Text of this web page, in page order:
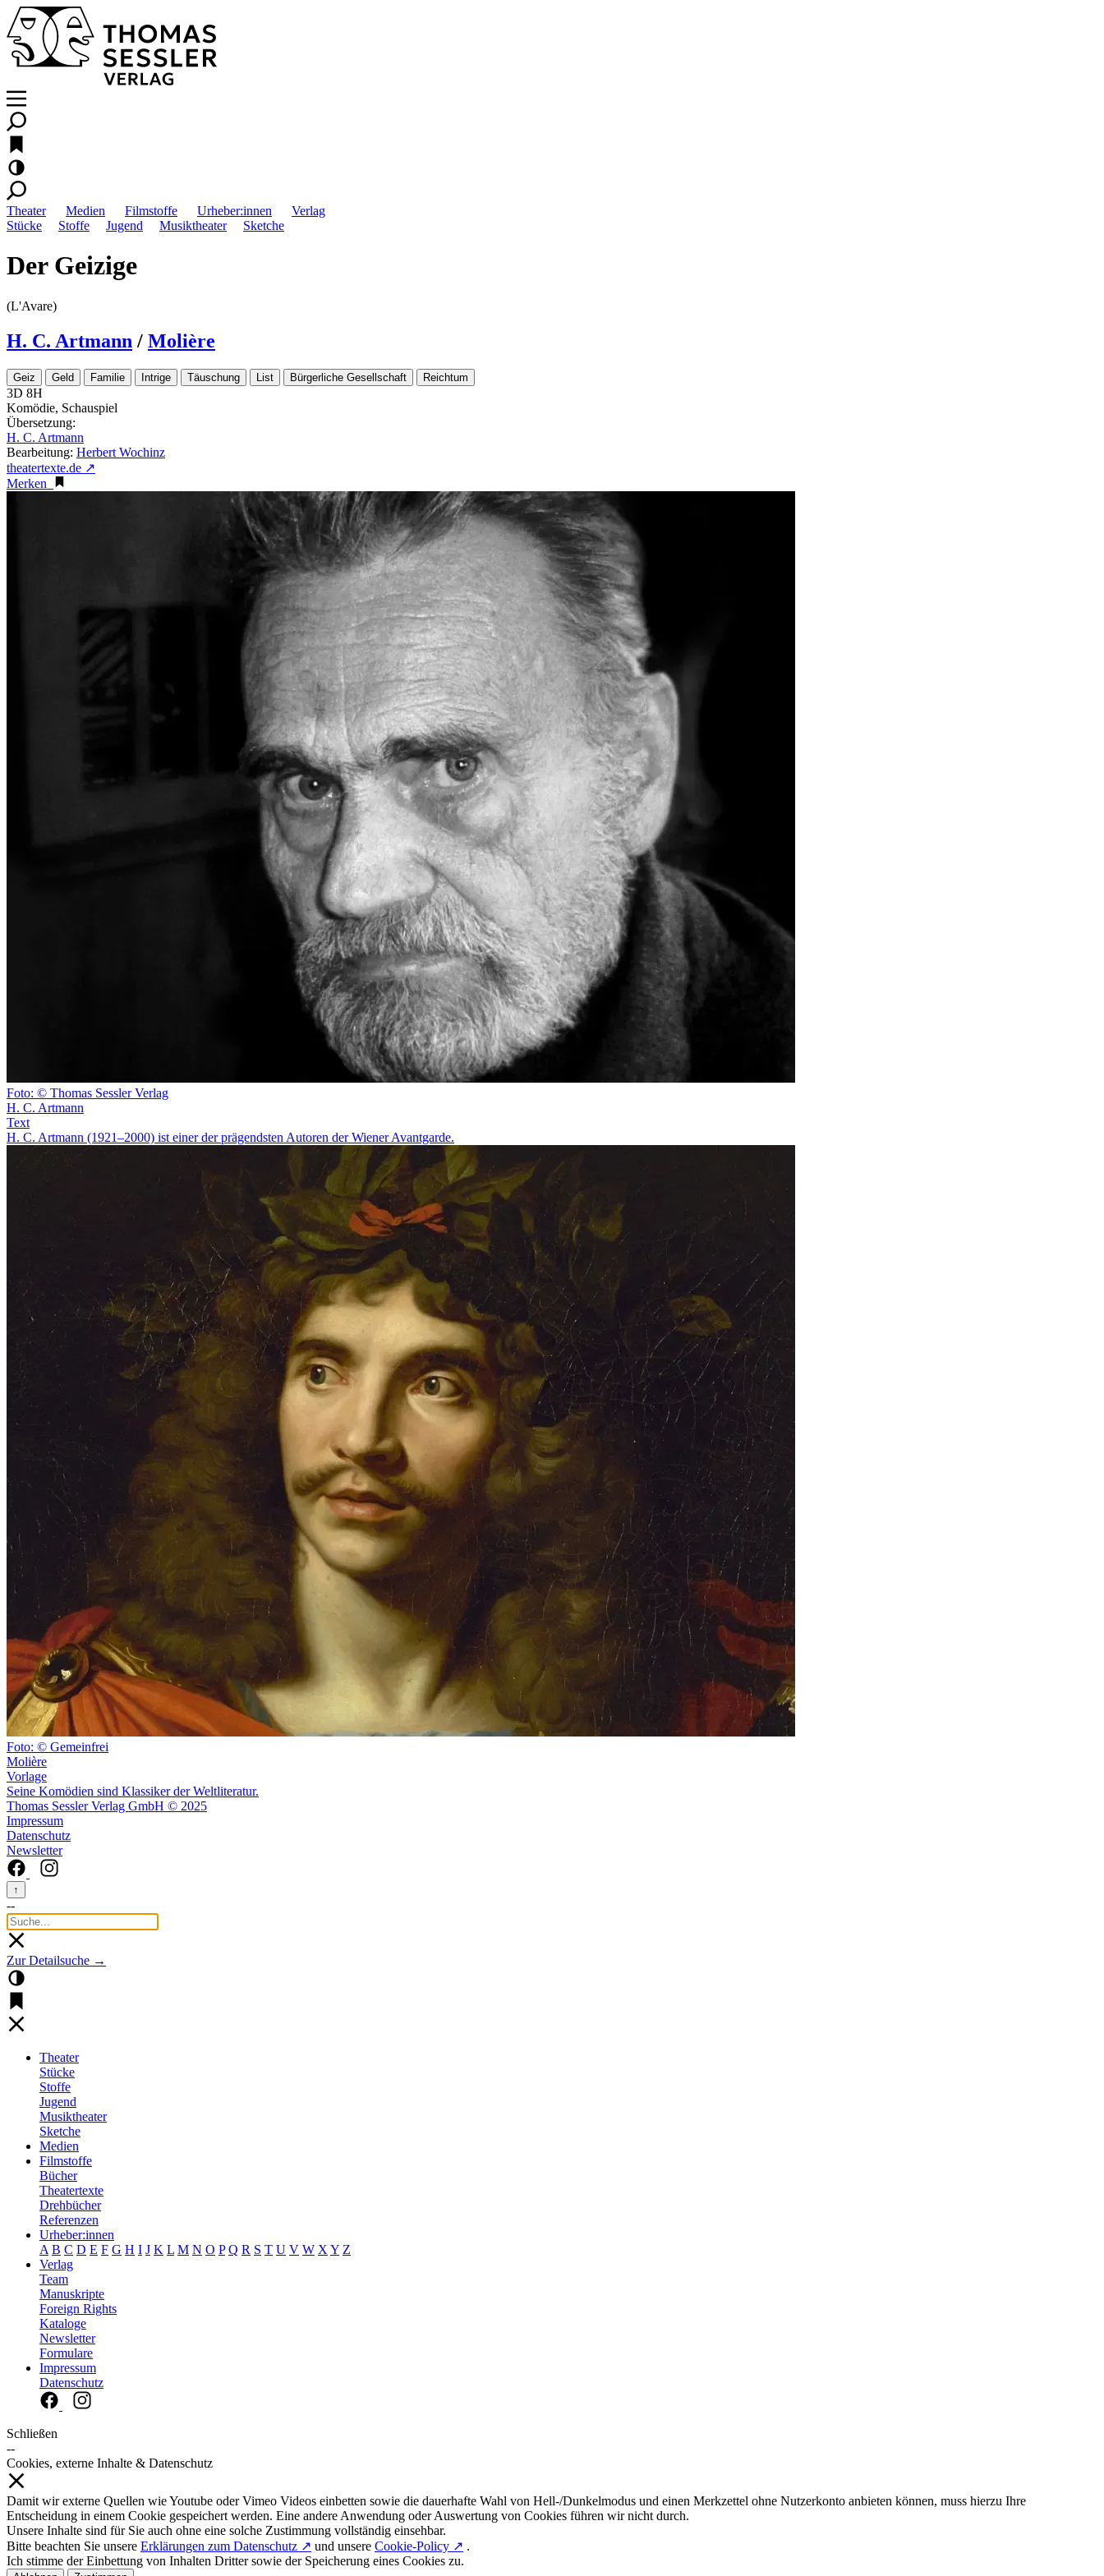
Theater Medien Filmstoffe Urheber:innen
Verlag
Stücke
Stoffe Jugend Musiktheater Sketche
Der Geizige
(L'Avare)
H. C. Artmann / Molière
Geiz Geld Familie Intrige Täuschung List Bürgerliche Gesellschaft Reichtum
3D 8H
Komödie, Schauspiel
Übersetzung:
H. C. Artmann
Bearbeitung: Herbert Wochinz
theatertexte.de ↗
Merken
Foto: © Thomas Sessler Verlag
H. C. Artmann
Text
H. C. Artmann (1921–2000) ist einer der prägendsten Autoren der Wiener Avantgarde.
Foto: © Gemeinfrei
Molière
Vorlage
Seine Komödien sind Klassiker der Weltliteratur.
Thomas Sessler Verlag GmbH © 2025
Impressum
Datenschutz
Newsletter
↑
--
Zur Detailsuche →
Theater
Stücke
Stoffe
Jugend
Musiktheater
Sketche
Medien
Filmstoffe
Bücher
Theatertexte
Drehbücher
Referenzen
Urheber:innen
A B C D E F G H I J K L M N O P Q R S T U V W X Y Z
Verlag
Team
Manuskripte
Foreign Rights
Kataloge
Newsletter
Formulare
Impressum
Datenschutz
Schließen
--
Cookies, externe Inhalte & Datenschutz
Damit wir externe Quellen wie Youtube oder Vimeo Videos einbetten sowie die dauerhafte Wahl von Hell-/Dunkelmodus und einen Merkzettel ohne Nutzerkonto anbieten können, muss hierzu Ihre
Entscheidung in einem Cookie gespeichert werden. Eine andere Anwendung oder Auswertung von Cookies führen wir nicht durch.
Unsere Inhalte sind für Sie auch ohne eine solche Zustimmung vollständig einsehbar.
Bitte beachten Sie unsere Erklärungen zum Datenschutz ↗ und unsere Cookie-Policy ↗ .
Ich stimme der Einbettung von Inhalten Dritter sowie der Speicherung eines Cookies zu.